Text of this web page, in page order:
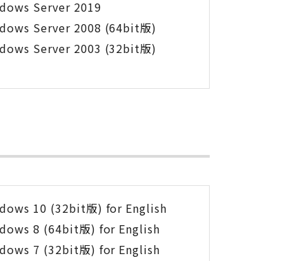
Server 2019
Server 2008 (64bit版)
Server 2003 (32bit版)
10 (32bit版) for English
8 (64bit版) for English
7 (32bit版) for English